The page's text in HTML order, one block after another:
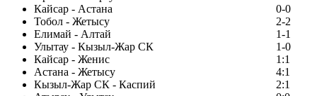
Кайсар - Астана
0-0
Тобол - Жетысу
2-2
Елимай - Алтай
1-1
Улытау - Кызыл-Жар СК
1-0
Кайсар - Женис
1:1
Астана - Жетысу
4:1
Кызыл-Жар СК - Каспий
2:1